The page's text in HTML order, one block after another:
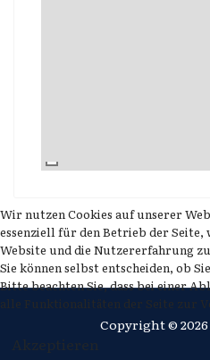
Copyright ©
Wir nutzen Cookies auf unserer
essenziell für den Betrieb der Seite,
Website und die Nutzererfahrung
Sie können selbst entscheiden, ob
Bitte beachten Sie, dass bei einer
alle Funktionalitäten der Seite zur
Akzeptieren